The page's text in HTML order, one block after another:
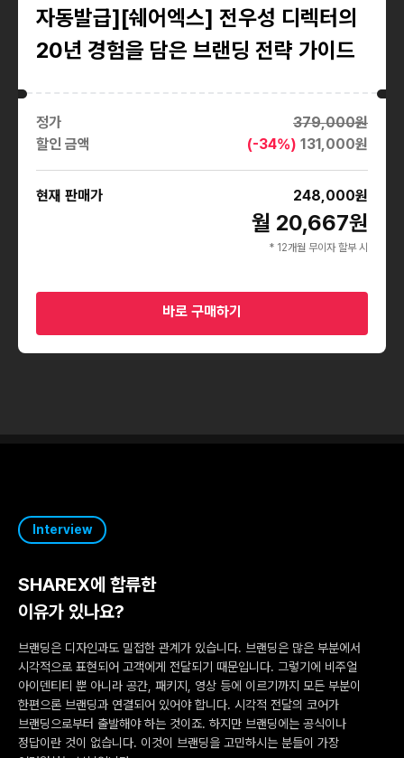
자동발급][쉐어엑스] 전우성 디렉터의
20년 경험을 담은 브랜딩 전략 가이드
정가 379,000원
할인 금액
(-34%) 131,000원
현재 판매가 248,000원
월 20,667원
* 12개월 무이자 할부 시
바로 구매하기
Interview
SHAREX에 합류한
이유가 있나요?
브랜딩은 디자인과도 밀접한 관계가 있습니다. 브랜딩은 많은 부분에서
시각적으로 표현되어 고객에게 전달되기 때문입니다. 그렇기에 비주얼
아이덴티티 뿐 아니라 공간, 패키지, 영상 등에 이르기까지 모든 부분이
한편으론 브랜딩과 연결되어 있어야 합니다. 시각적 전달의 코어가
브랜딩으로부터 출발해야 하는 것이죠. 하지만 브랜딩에는 공식이나
정답이란 것이 없습니다. 이것이 브랜딩을 고민하시는 분들이 가장